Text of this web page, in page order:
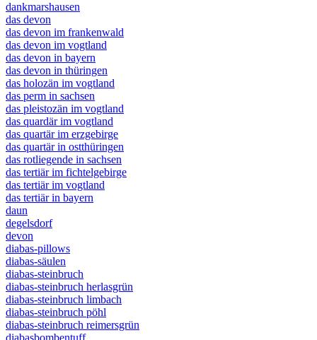
dankmarshausen
das devon
das devon im frankenwald
das devon im vogtland
das devon in bayern
das devon in thüringen
das holozän im vogtland
das perm in sachsen
das pleistozän im vogtland
das quardär im vogtland
das quartär im erzgebirge
das quartär in ostthüringen
das rotliegende in sachsen
das tertiär im fichtelgebirge
das tertiär im vogtland
das tertiär in bayern
daun
degelsdorf
devon
diabas-pillows
diabas-säulen
diabas-steinbruch
diabas-steinbruch herlasgrün
diabas-steinbruch limbach
diabas-steinbruch pöhl
diabas-steinbruch reimersgrün